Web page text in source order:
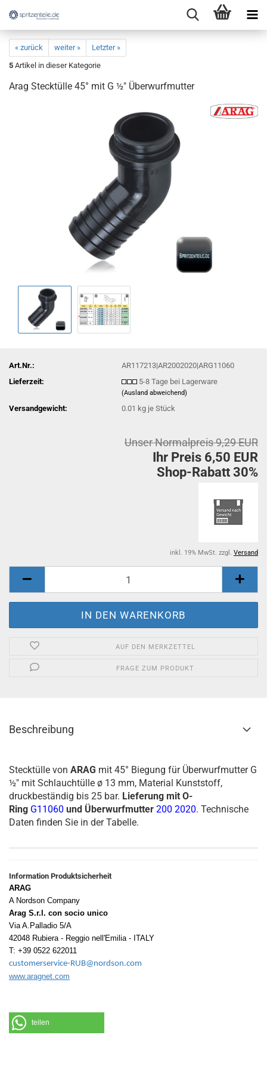
« zurück weiter »
Letzter »
5 Artikel in dieser Kategorie
Arag Stecktülle 45° mit G ½" Überwurfmutter
Art.Nr.:
AR117213|AR2002020|ARG11060
Lieferzeit:
5-8 Tage bei Lagerware
(Ausland abweichend)
Versandgewicht: 0.01 kg je Stück
Unser Normalpreis 9,29 EUR
Ihr Preis 6,50 EUR
Shop-Rabatt 30%
inkl. 19% MwSt. zzgl. Versand
AUF DEN MERKZETTEL
FRAGE ZUM PRODUKT
Beschreibung
Stecktülle von ARAG mit 45° Biegung für Überwurfmutter G
½" mit Schlauchtülle ø 13 mm, Material Kunststoff,
druckbeständig bis 25 bar. Lieferung mit O-
Ring G11060 und Überwurfmutter 200 2020. Technische
Daten finden Sie in der Tabelle.
Information Produktsicherheit
ARAG
A Nordson Company
Arag S.r.l. con socio unico
Via A.Palladio 5/A
42048 Rubiera - Reggio nell'Emilia - ITALY
T: +39 0522 622011
customerservice-RUB@nordson.com
www.aragnet.com
teilen